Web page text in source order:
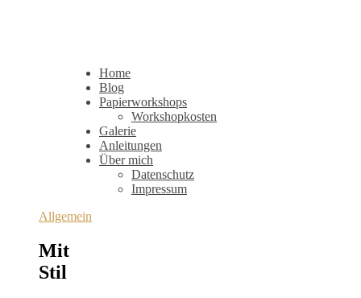
Home
Blog
Papierworkshops
Workshopkosten
Galerie
Anleitungen
Über mich
Datenschutz
Impressum
Allgemein
Mit
Stil